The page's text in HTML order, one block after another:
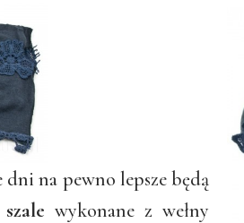
na pewno lepsze będą
wykonane z wełny